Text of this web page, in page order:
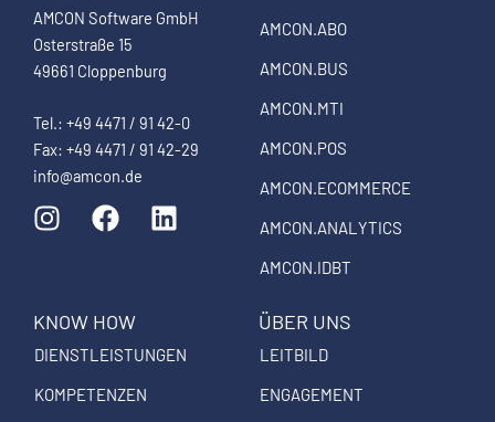
AMCON Software GmbH
Osterstraße 15
49661 Cloppenburg
Tel.: +49 4471 / 91 42-0
Fax: +49 4471 / 91 42-29
info@amcon.de
I
n
a
g
r
a
F
a
b
o
o
k
L
i
d
i
AMCON.ABO
AMCON.BUS
AMCON.MTI
AMCON.POS
AMCON.ECOMMERCE
AMCON.ANALYTICS
AMCON.IDBT
KNOW HOW
DIENSTLEISTUNGEN
KOMPETENZEN
ÜBER UNS
LEITBILD
ENGAGEMENT